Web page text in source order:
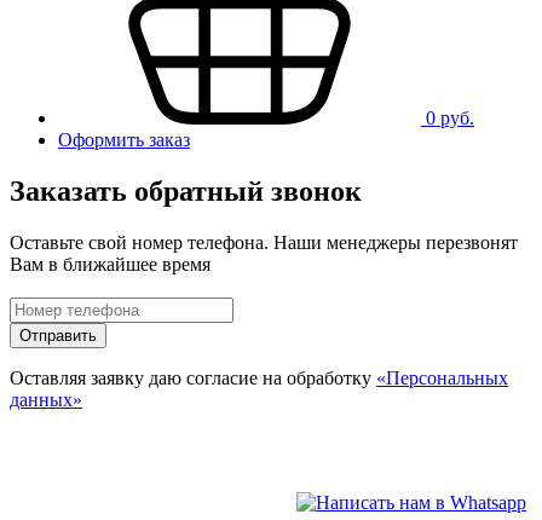
0 руб.
Оформить заказ
Заказать обратный звонок
Оставьте свой номер телефона. Наши менеджеры перезвонят
Вам в ближайшее время
Отправить
Оставляя заявку даю согласие на обработку «Персональных
данных»